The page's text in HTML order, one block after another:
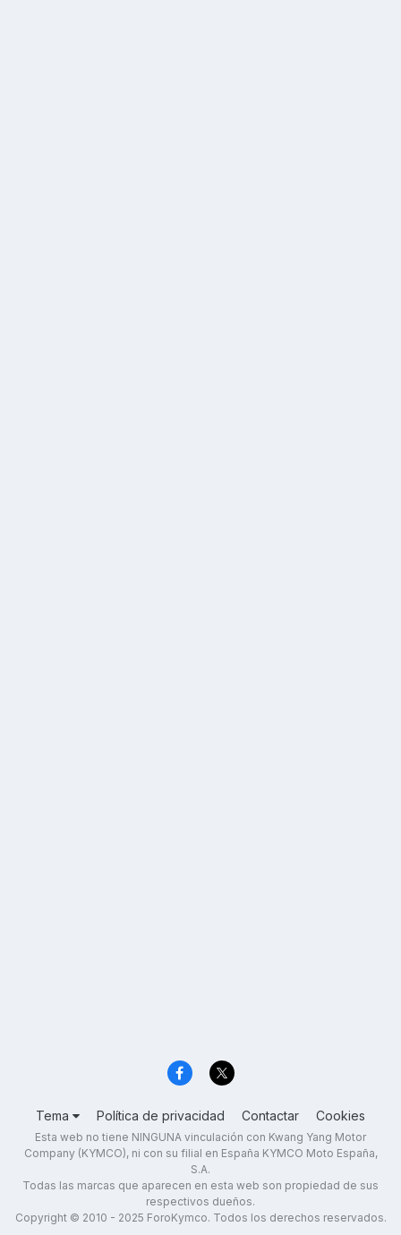
Tema Política de privacidad Contactar Cookies
Esta web no tiene NINGUNA vinculación con Kwang Yang Motor
Company (KYMCO), ni con su filial en España KYMCO Moto España,
S.A.
Todas las marcas que aparecen en esta web son propiedad de sus
respectivos dueños.
Copyright © 2010 - 2025 ForoKymco. Todos los derechos reservados.